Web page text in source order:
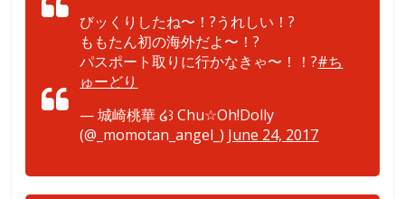
びッくりしたね〜！?うれしい！?
ももたん初の海外だよ〜！?
パスポート取りに行かなきゃ〜！！?#ち
ゅーどり
— 城崎桃華 ໒꒱ Chu☆Oh!Dolly
(@_momotan_angel_) June 24, 2017